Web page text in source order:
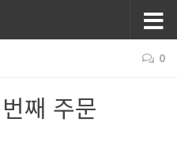
0
째 주문